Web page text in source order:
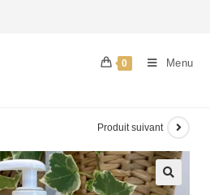
0 Menu
Produit suivant